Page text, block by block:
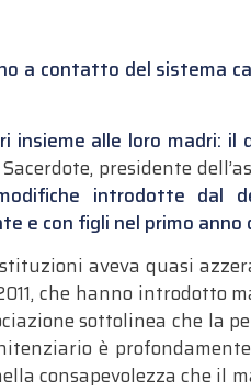
a contatto del sistema
insieme alle loro madri:
presidente
introdotte dal
e con figli nel primo anno
aveva quasi
che hanno introdotto
sottolinea che
è
consapevolezza che il